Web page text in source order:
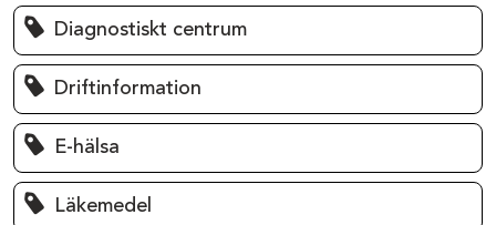
Diagnostiskt centrum
Driftinformation
E-hälsa
Läkemedel